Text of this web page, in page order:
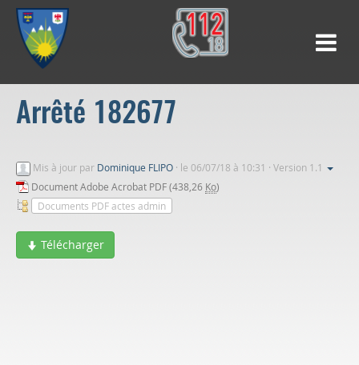
Arrêté 182677
Mis à jour par Dominique FLIPO · le 06/07/18 à 10:31 · Version 1.1
Document Adobe Acrobat PDF (438,26 Ko)
Documents PDF actes admin
Télécharger